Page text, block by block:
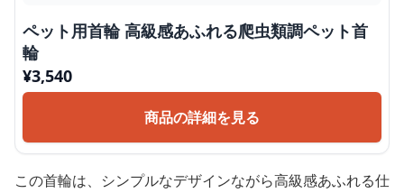
ペット用首輪 高級感あふれる爬虫類調ペット首
輪
¥3,540
商品の詳細を見る
この首輪は、シンプルなデザインながら高級感あふれる仕